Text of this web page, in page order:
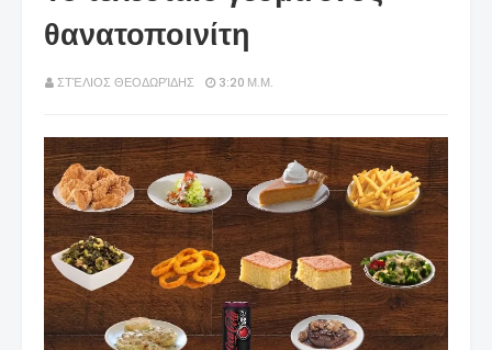
θανατοποινίτη
ΣΤΈΛΙΟΣ ΘΕΟΔΩΡΊΔΗΣ 3:20 Μ.Μ.